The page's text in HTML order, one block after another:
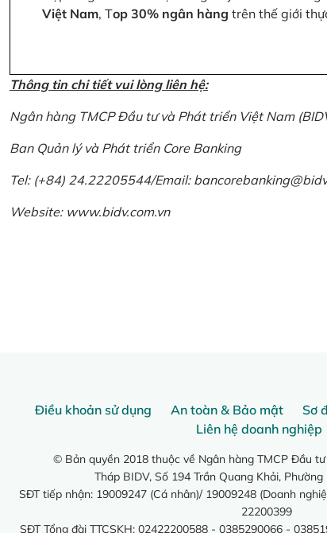
Việt Nam, Top 30% ngân hàng trên thế giới
Thông tin chi tiết vui lòng liên hệ:
Ngân hàng TMCP Đầu tư và Phát triển Việt Nam
Ban Quản lý và Phát triển Core Banking
Tel: (+84) 24.22205544/Email:
Website: www.bidv.com.vn
Điều khoản sử dụng An toàn & Bảo mật Sơ
Liên hệ doanh nghiệp
© Bản quyền 2018 thuộc về Ngân hàng TMCP Đầu
Tháp BIDV, Số 194 Trần Quang Khải,
SĐT tiếp nhận: 19009247 (Cá nhân)/ 19009248 (Doanh
22200399
SĐT Tổng đài TTCSKH: 02422200588 - 0385290066 -